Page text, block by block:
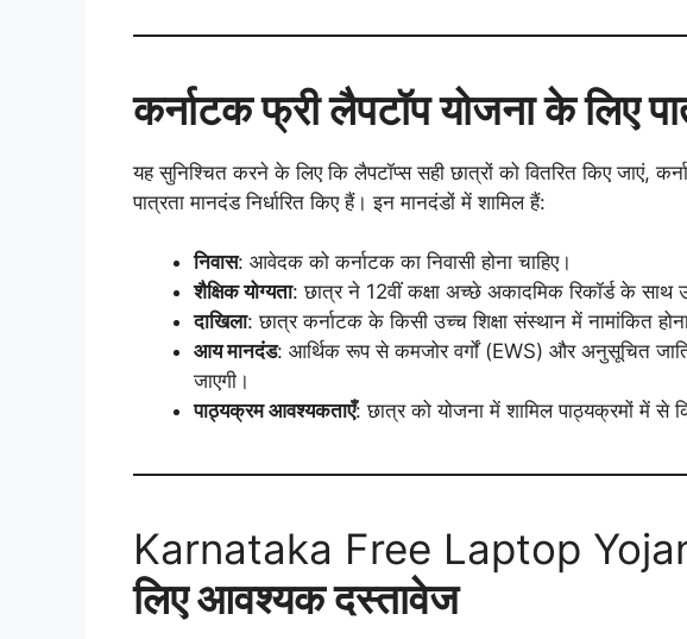
कर्नाटक फ्री लैपटॉप योजना के लिए
यह सुनिश्चित करने के लिए कि लैपटॉप्स सही छात्रों को वितरित किए जाएं,
पात्रता मानदंड निर्धारित किए हैं। इन मानदंडों में शामिल हैं:
निवास: आवेदक को कर्नाटक का निवासी होना चाहिए।
शैक्षिक योग्यता: छात्र ने 12वीं कक्षा अच्छे अकादमिक रिकॉर्ड के साथ
दाखिला: छात्र कर्नाटक के किसी उच्च शिक्षा संस्थान में नामांकित
आय मानदंड: आर्थिक रूप से कमजोर वर्गों (EWS) और अनुसूचित
जाएगी।
पाठ्यक्रम आवश्यकताएँ: छात्र को योजना में शामिल पाठ्यक्रमों में से
Karnataka Free Laptop
लिए आवश्यक दस्तावेज